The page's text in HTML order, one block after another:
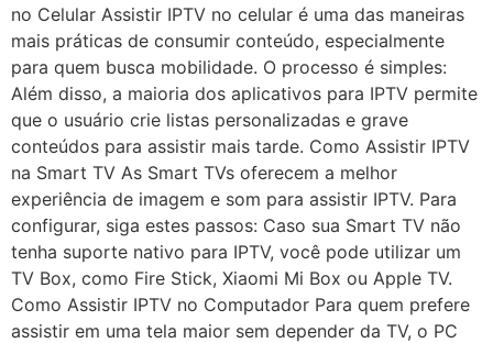
no Celular Assistir IPTV no celular é uma das maneiras
mais práticas de consumir conteúdo, especialmente
para quem busca mobilidade. O processo é simples:
Além disso, a maioria dos aplicativos para IPTV permite
que o usuário crie listas personalizadas e grave
conteúdos para assistir mais tarde. Como Assistir IPTV
na Smart TV As Smart TVs oferecem a melhor
experiência de imagem e som para assistir IPTV. Para
configurar, siga estes passos: Caso sua Smart TV não
tenha suporte nativo para IPTV, você pode utilizar um
TV Box, como Fire Stick, Xiaomi Mi Box ou Apple TV.
Como Assistir IPTV no Computador Para quem prefere
assistir em uma tela maior sem depender da TV, o PC